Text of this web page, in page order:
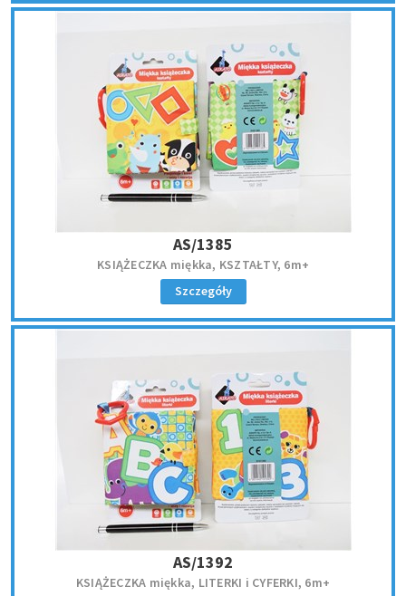
AS/1385
KSIĄŻECZKA miękka, KSZTAŁTY, 6m+
Szczegóły
AS/1392
KSIĄŻECZKA miękka, LITERKI i CYFERKI, 6m+